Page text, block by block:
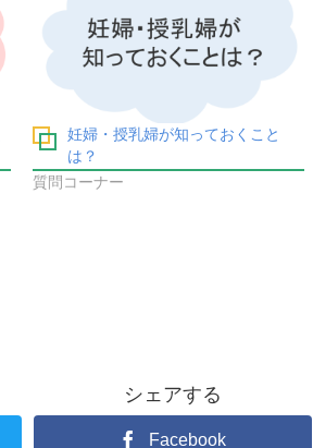
妊婦・授乳婦が知っておくこと
は？
質問コーナー
シェアする
Facebook